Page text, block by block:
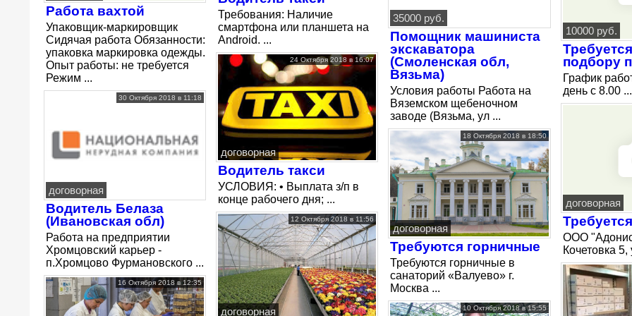
Работа вахтой
Упаковщик-маркировщик
Сидячая работа Обязанности:
упаковка маркировка одежды.
Опыт работы: не требуется
Режим ...
30 Октября 2018 в 11:18
договорная
Водитель Белаза
(Ивановская обл)
Работа на предприятии
Хромцовский карьер -
п.Хромцово Фурмановского ...
16 Октября 2018 в 12:35
Требования: Наличие
смартфона или планшета на
Android. ...
24 Октября 2018 в 16:07
договорная
Водитель такси
УСЛОВИЯ: • Выплата з/п в
конце рабочего дня; ...
12 Октября 2018 в 11:56
договорная
35000 руб.
Помощник машиниста
экскаватора
(Смоленская обл,
Вязьма)
Условия работы Работа на
Вяземском щебеночном
заводе (Вязьма, ул ...
18 Октября 2018 в 18:50
договорная
Требуются горничные
Требуются горничные в
санаторий «Валуево» г.
Москва ...
10 Октября 2018 в 15:55
10000 руб.
подбору
График
день с 8.00 ...
договорная
ООО
Кочетовка